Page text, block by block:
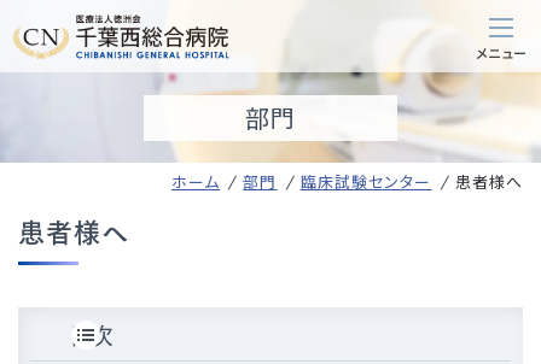
部門
ホーム 部門 臨床試験センター 患者様へ
患者様へ
目次